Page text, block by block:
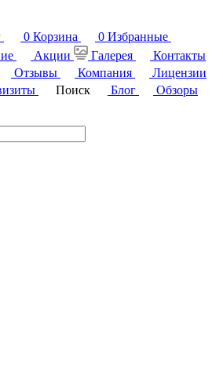
0 Корзина 0 Избранные
Акции Галерея
Контакты
Отзывы Компания
Лицензии
Поиск Блог
Обзоры